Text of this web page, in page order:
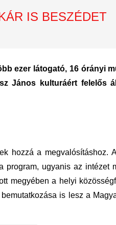
IS BESZÉDET
ezer látogató, 16 órányi
János kulturáért felelős
hozzá a megvalósításhoz.
program, ugyanis az intézet
megyében a helyi
is lesz a